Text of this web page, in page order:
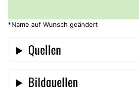
*Name auf Wunsch geändert
Quellen
Bildquellen